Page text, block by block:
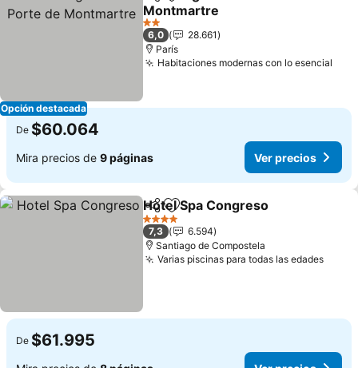
Opción destacada
Montmartre
Ver precios
2 Estrellas
6,0
28.661
París
Habitaciones modernas con lo esencial
De $60.064
Mira precios de 9 páginas Ver precios
CompartirAgregar a favoritos
Hotel Spa Congreso
4 Estrellas
7,3
6.594
Santiago de Compostela
Varias piscinas para todas las edadesVer
De $61.995